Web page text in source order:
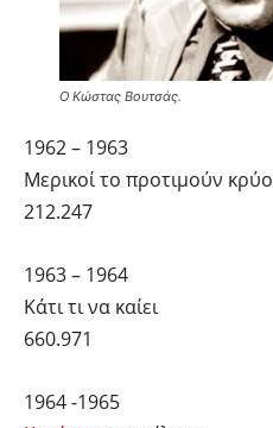
Ο Κώστας Βουτσάς.
1962 – 1963
Μερικοί το προτιμούν κρύο
212.247
1963 – 1964
Κάτι τι να καίει
660.971
1964 -1965